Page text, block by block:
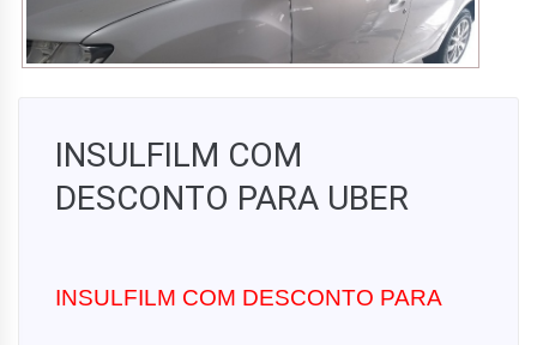
INSULFILM COM
DESCONTO PARA UBER
INSULFILM COM DESCONTO PARA